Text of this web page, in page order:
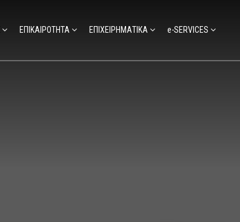
ΕΠΙΚΑΙΡΟΤΗΤΑ ΕΠΙΧΕΙΡΗΜΑΤΙΚΑ e-SERVICES